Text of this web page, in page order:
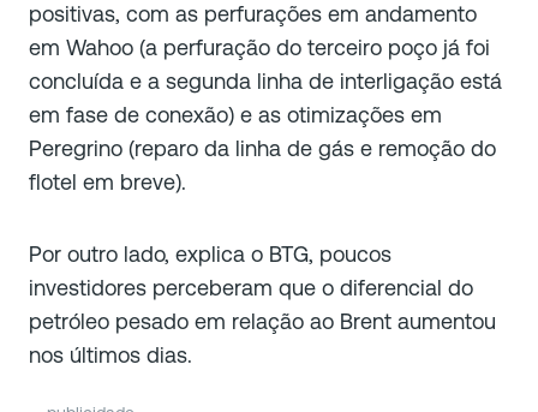
positivas, com as perfurações em andamento
em Wahoo (a perfuração do terceiro poço já foi
concluída e a segunda linha de interligação está
em fase de conexão) e as otimizações em
Peregrino (reparo da linha de gás e remoção do
flotel em breve).
Por outro lado, explica o BTG, poucos
investidores perceberam que o diferencial do
petróleo pesado em relação ao Brent aumentou
nos últimos dias.